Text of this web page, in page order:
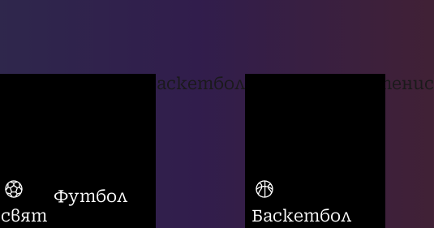
Футбол
свят
баскетбол
Баскетбол
тенис